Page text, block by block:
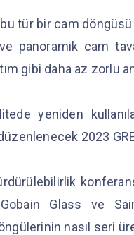
tür bir cam
panoramik cam
gibi daha az zorlu
yeniden
2023
Glass ve
nasıl seri